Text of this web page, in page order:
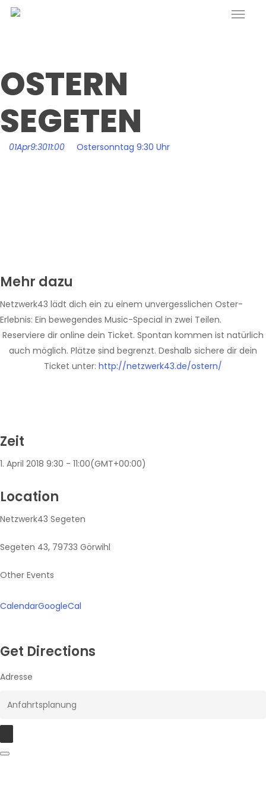
Skip
Menu
OSTERN
SEGETEN
01Apr9:3011:00 Ostersonntag 9:30 Uhr
Mehr dazu
Netzwerk43 lädt dich ein zu einem unvergesslichen Oster-
Erlebnis: Ein bewegendes Music-Special in zwei Teilen.
Reserviere dir online dein Ticket. Spontan kommen ist natürlich
auch möglich. Plätze sind begrenzt. Deshalb sichere dir dein
Ticket unter: http://netzwerk43.de/ostern/
Zeit
1. April 2018 9:30 - 11:00(GMT+00:00)
Location
Netzwerk43 Segeten
Segeten 43, 79733 Görwihl
Other Events
CalendarGoogleCal
Get Directions
Adresse